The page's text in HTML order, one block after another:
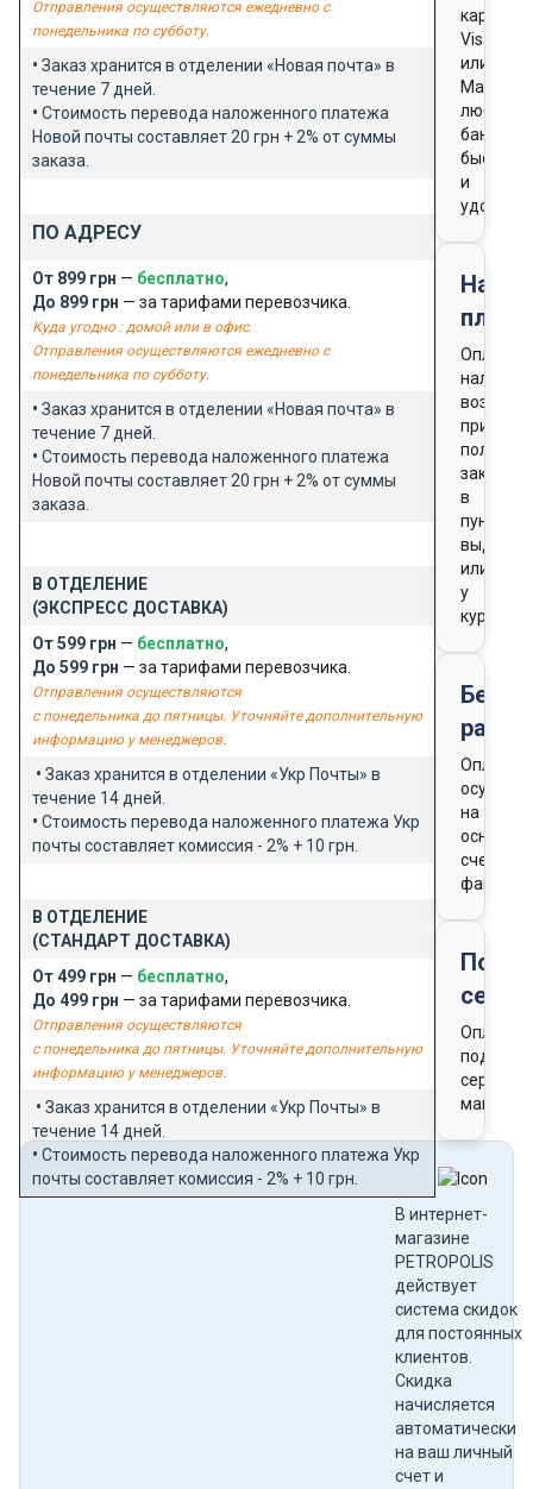
Отправления осуществляются ежедневно с
понедельника по субботу.
• Заказ хранится в отделении «Новая почта» в
течение 7 дней.
• Стоимость перевода наложенного платежа
Новой почты составляет 20 грн + 2% от суммы
заказа.
ПО АДРЕСУ
От 899 грн — бесплатно,
До 899 грн — за тарифами перевозчика.
Куда угодно : домой или в офис.
Отправления осуществляются ежедневно с
понедельника по субботу.
• Заказ хранится в отделении «Новая почта» в
течение 7 дней.
• Стоимость перевода наложенного платежа
Новой почты составляет 20 грн + 2% от суммы
заказа.
В ОТДЕЛЕНИЕ
(ЭКСПРЕСС ДОСТАВКА)
От 599 грн — бесплатно,
До 599 грн — за тарифами перевозчика.
Отправления осуществляются
с понедельника до пятницы. Уточняйте дополнительную
информацию у менеджеров.
• Заказ хранится в отделении «Укр Почты» в
течение 14 дней.
• Стоимость перевода наложенного платежа Укр
почты составляет комиссия - 2% + 10 грн.
В ОТДЕЛЕНИЕ
(СТАНДАРТ ДОСТАВКА)
От 499 грн — бесплатно,
До 499 грн — за тарифами перевозчика.
Отправления осуществляются
с понедельника до пятницы. Уточняйте дополнительную
информацию у менеджеров.
• Заказ хранится в отделении «Укр Почты» в
течение 14 дней.
• Стоимость перевода наложенного платежа Укр
почты составляет комиссия - 2% + 10 грн.
картой
Visa
или
любого
банка
быстро
и
удобно
Оплата
при
заказа
в
пункте
выдачи
или
у
курьера
Оплата
на
счета-
фактуры
Оплата
В интернет-
магазине
PETROPOLIS
действует
система скидок
для постоянных
клиентов.
Скидка
начисляется
автоматически
на ваш личный
счет и